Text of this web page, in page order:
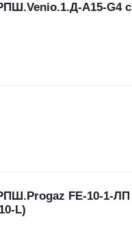
A15-G4 с
FE-10-1-ЛП
L)